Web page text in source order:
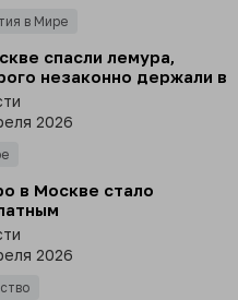
в Мире
спасли лемура,
незаконно держали в
2026
в Москве стало
2026